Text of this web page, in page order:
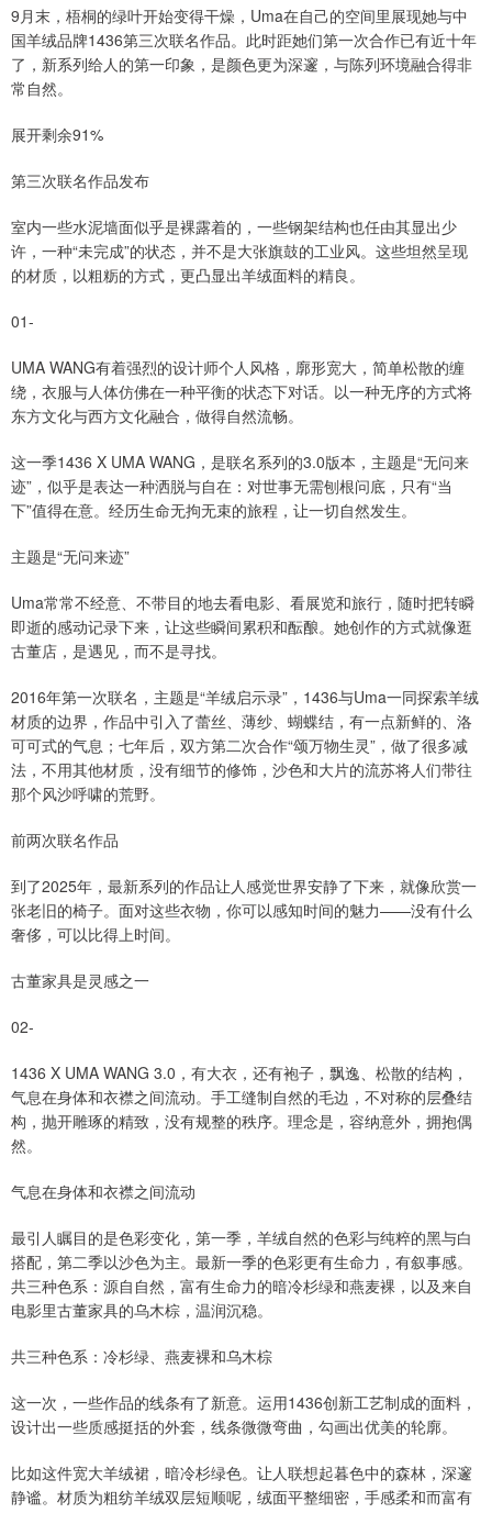
9月末，梧桐的绿叶开始变得干燥，Uma在自己的空间里展现她与中
国羊绒品牌1436第三次联名作品。此时距她们第一次合作已有近十年
了，新系列给人的第一印象，是颜色更为深邃，与陈列环境融合得非
常自然。
展开剩余91%
第三次联名作品发布
室内一些水泥墙面似乎是裸露着的，一些钢架结构也任由其显出少
许，一种“未完成”的状态，并不是大张旗鼓的工业风。这些坦然呈现
的材质，以粗粝的方式，更凸显出羊绒面料的精良。
01-
UMA WANG有着强烈的设计师个人风格，廓形宽大，简单松散的缠
绕，衣服与人体仿佛在一种平衡的状态下对话。以一种无序的方式将
东方文化与西方文化融合，做得自然流畅。
这一季1436 X UMA WANG，是联名系列的3.0版本，主题是“无问来
迹”，似乎是表达一种洒脱与自在：对世事无需刨根问底，只有“当
下”值得在意。经历生命无拘无束的旅程，让一切自然发生。
主题是“无问来迹”
Uma常常不经意、不带目的地去看电影、看展览和旅行，随时把转瞬
即逝的感动记录下来，让这些瞬间累积和酝酿。她创作的方式就像逛
古董店，是遇见，而不是寻找。
2016年第一次联名，主题是“羊绒启示录”，1436与Uma一同探索羊绒
材质的边界，作品中引入了蕾丝、薄纱、蝴蝶结，有一点新鲜的、洛
可可式的气息；七年后，双方第二次合作“颂万物生灵”，做了很多减
法，不用其他材质，没有细节的修饰，沙色和大片的流苏将人们带往
那个风沙呼啸的荒野。
前两次联名作品
到了2025年，最新系列的作品让人感觉世界安静了下来，就像欣赏一
张老旧的椅子。面对这些衣物，你可以感知时间的魅力——没有什么
奢侈，可以比得上时间。
古董家具是灵感之一
02-
1436 X UMA WANG 3.0，有大衣，还有袍子，飘逸、松散的结构，
气息在身体和衣襟之间流动。手工缝制自然的毛边，不对称的层叠结
构，抛开雕琢的精致，没有规整的秩序。理念是，容纳意外，拥抱偶
然。
气息在身体和衣襟之间流动
最引人瞩目的是色彩变化，第一季，羊绒自然的色彩与纯粹的黑与白
搭配，第二季以沙色为主。最新一季的色彩更有生命力，有叙事感。
共三种色系：源自自然，富有生命力的暗冷杉绿和燕麦裸，以及来自
电影里古董家具的乌木棕，温润沉稳。
共三种色系：冷杉绿、燕麦裸和乌木棕
这一次，一些作品的线条有了新意。运用1436创新工艺制成的面料，
设计出一些质感挺括的外套，线条微微弯曲，勾画出优美的轮廓。
比如这件宽大羊绒裙，暗冷杉绿色。让人联想起暮色中的森林，深邃
静谧。材质为粗纺羊绒双层短顺呢，绒面平整细密，手感柔和而富有